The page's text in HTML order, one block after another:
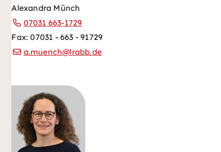
Alexandra Münch
07031 663-1729
Fax: 07031 - 663 - 91729
a.muench@lrabb.de